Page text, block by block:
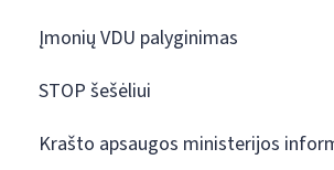
Įmonių VDU palyginimas
STOP šešėliui
Krašto apsaugos ministerijos